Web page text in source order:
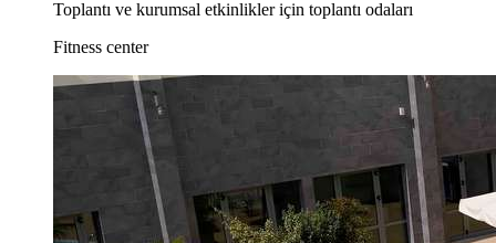
Toplantı ve kurumsal etkinlikler için toplantı odaları
Fitness center